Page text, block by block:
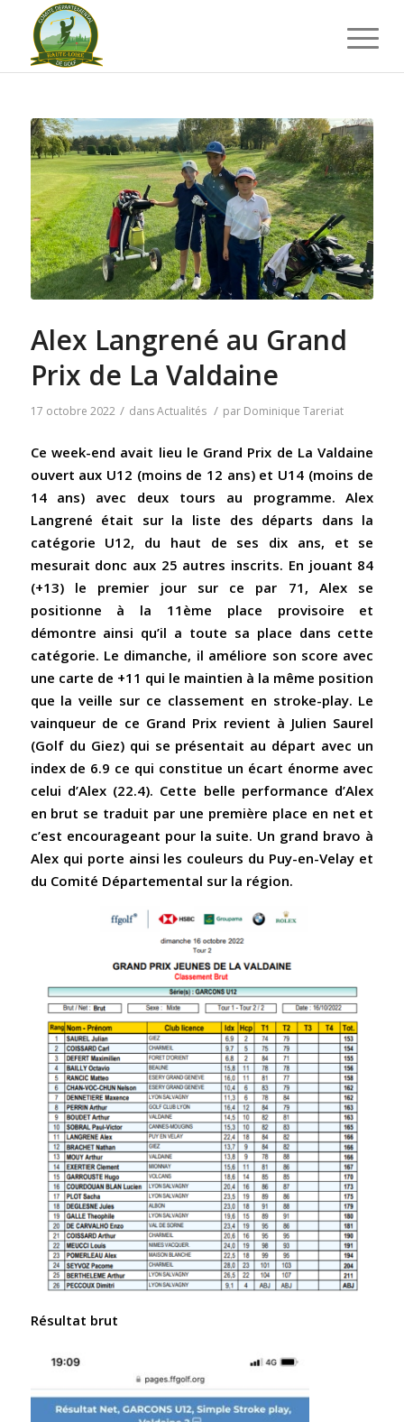
Alex Langrené au Grand
Prix de La Valdaine
17 octobre 2022 / dansActualités / par Dominique Tareriat
Ce week-end avait lieu le Grand Prix de La Valdaine
ouvert aux U12 (moins de 12 ans) et U14 (moins de
14 ans) avec deux tours au programme. Alex
Langrené était sur la liste des départs dans la
catégorie U12, du haut de ses dix ans, et se
mesurait donc aux 25 autres inscrits. En jouant 84
(+13) le premier jour sur ce par 71, Alex se
positionne à la 11ème place provisoire et
démontre ainsi qu’il a toute sa place dans cette
catégorie. Le dimanche, il améliore son score avec
une carte de +11 qui le maintien à la même position
que la veille sur ce classement en stroke-play. Le
vainqueur de ce Grand Prix revient à Julien Saurel
(Golf du Giez) qui se présentait au départ avec un
index de 6.9 ce qui constitue un écart énorme avec
celui d’Alex (22.4). Cette belle performance d’Alex
en brut se traduit par une première place en net et
c’est encourageant pour la suite. Un grand bravo à
Alex qui porte ainsi les couleurs du Puy-en-Velay et
du Comité Départemental sur la région.
Résultat brut